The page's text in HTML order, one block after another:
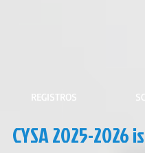
REGISTROS
CYSA 2025-2026